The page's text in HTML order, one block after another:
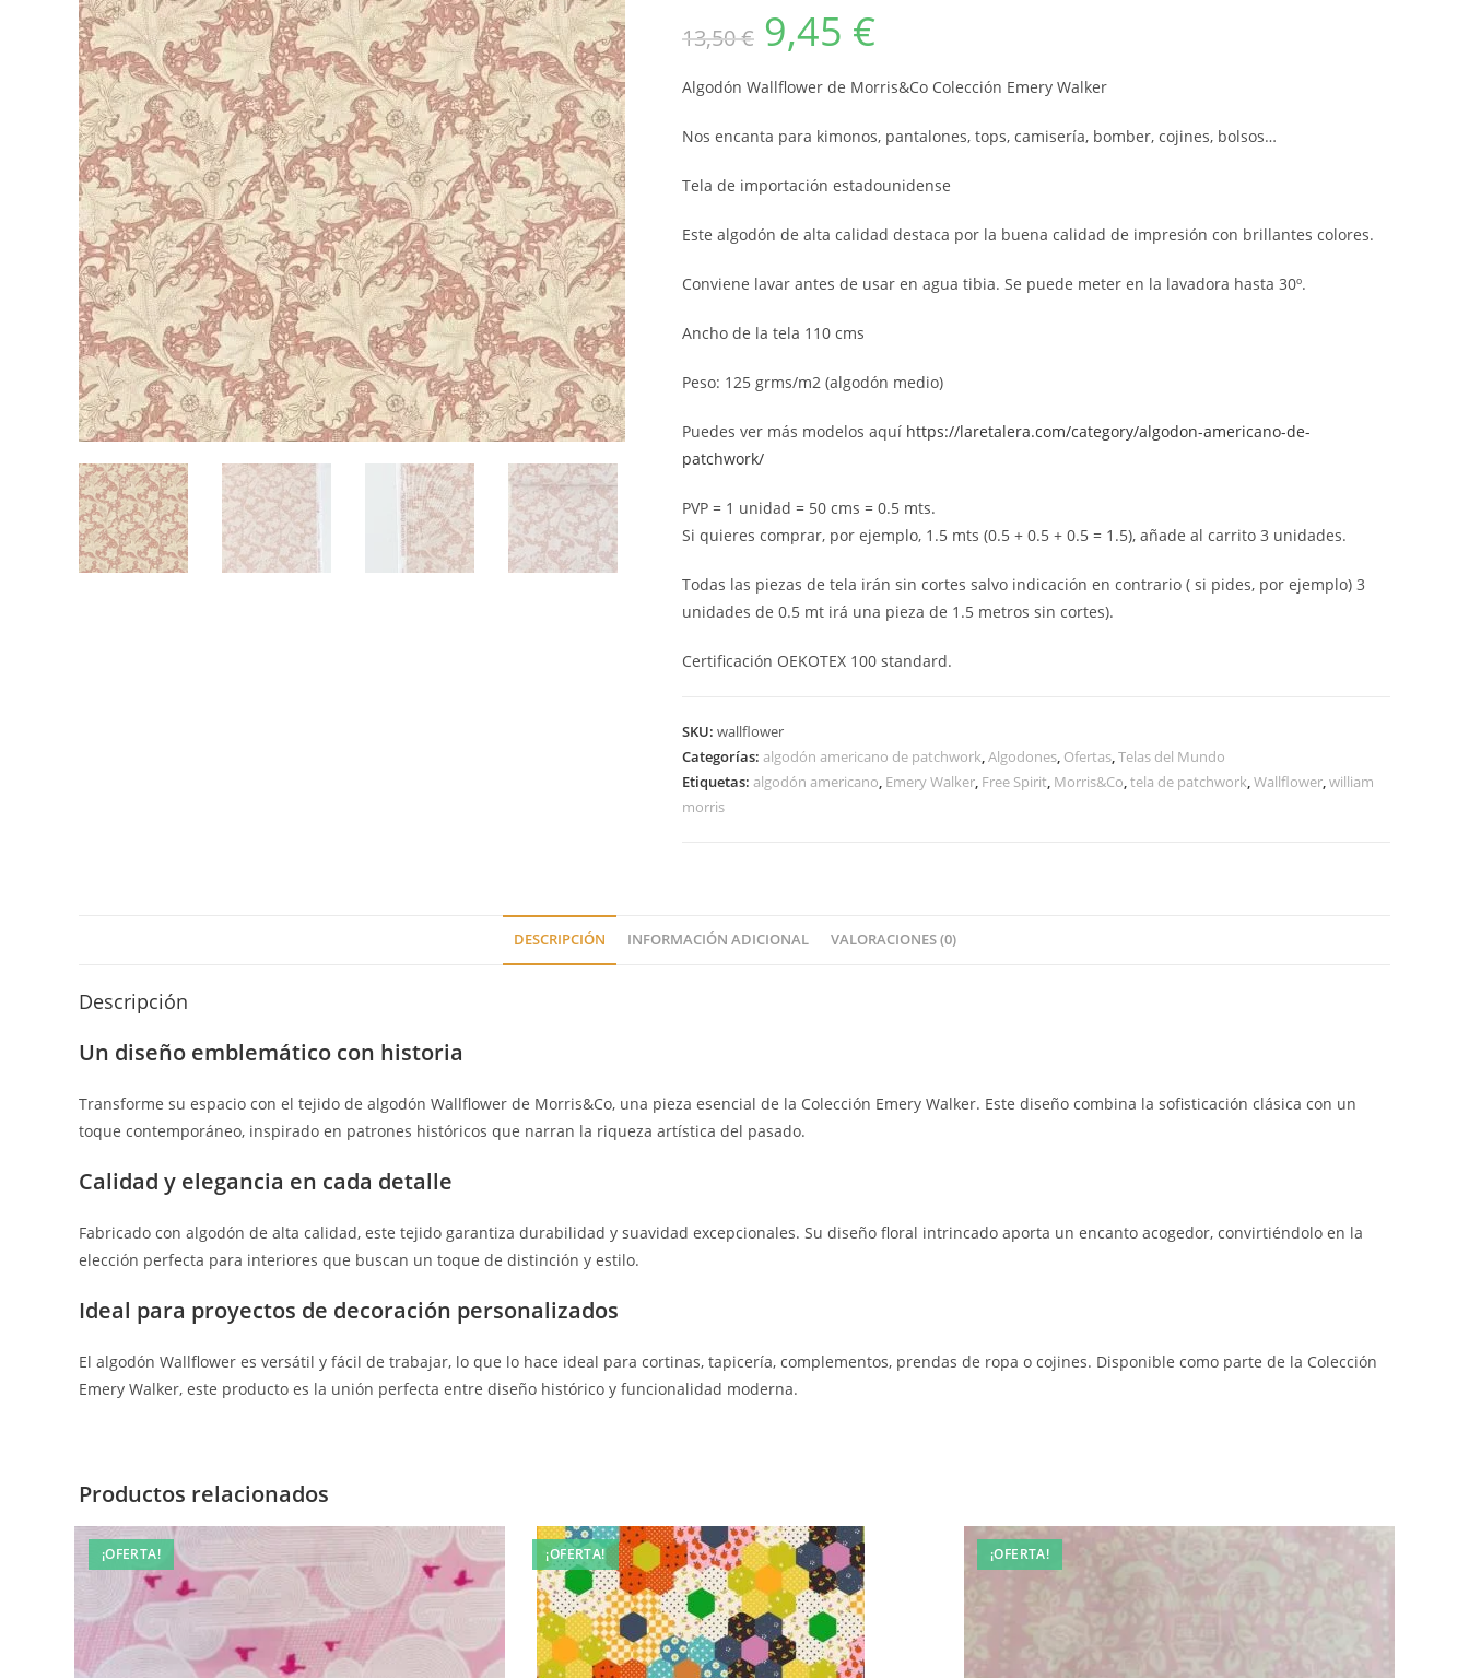
13,50€
El
precio
original
13,50 €.
9,45 €
9,45 €.
Algodón Wallflower de Morris&Co Colección Emery Walker
Nos encanta para kimonos, pantalones, tops, camisería, bomber, cojines, bolsos…
Tela de importación estadounidense
Este algodón de alta calidad destaca por la buena calidad de impresión con brillantes colores.
Conviene lavar antes de usar en agua tibia. Se puede meter en la lavadora hasta 30º.
Ancho de la tela 110 cms
Peso: 125 grms/m2 (algodón medio)
Puedes ver más modelos aquí https://laretalera.com/category/algodon-americano-de-
patchwork/
PVP = 1 unidad = 50 cms = 0.5 mts.
Si quieres comprar, por ejemplo, 1.5 mts (0.5 + 0.5 + 0.5 = 1.5), añade al carrito 3 unidades.
Todas las piezas de tela irán sin cortes salvo indicación en contrario ( si pides, por ejemplo) 3
unidades de 0.5 mt irá una pieza de 1.5 metros sin cortes).
Certificación OEKOTEX 100 standard.
SKU: wallflower
Categorías: algodón americano de patchwork,Algodones, Ofertas,Telas del Mundo
Etiquetas: algodón americano, Emery Walker, Free Spirit, Morris&Co,tela de patchwork,Wallflower,william
morris
DESCRIPCIÓN INFORMACIÓN ADICIONAL VALORACIONES (0)
Descripción
Un diseño emblemático con historia
Transforme su espacio con el tejido de algodón Wallflower de Morris&Co, una pieza esencial de la Colección Emery Walker. Este diseño combina la sofisticación clásica con un
toque contemporáneo, inspirado en patrones históricos que narran la riqueza artística del pasado.
Calidad y elegancia en cada detalle
Fabricado con algodón de alta calidad, este tejido garantiza durabilidad y suavidad excepcionales. Su diseño floral intrincado aporta un encanto acogedor, convirtiéndolo en la
elección perfecta para interiores que buscan un toque de distinción y estilo.
Ideal para proyectos de decoración personalizados
El algodón Wallflower es versátil y fácil de trabajar, lo que lo hace ideal para cortinas, tapicería, complementos, prendas de ropa o cojines. Disponible como parte de la Colección
Emery Walker, este producto es la unión perfecta entre diseño histórico y funcionalidad moderna.
Productos relacionados
¡OFERTA! ¡OFERTA! ¡OFERTA!